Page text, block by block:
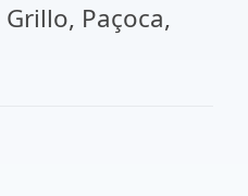
Paçoca,